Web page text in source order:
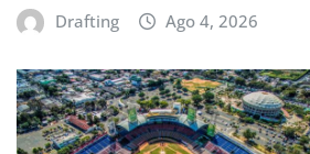
Drafting Ago 4, 2026